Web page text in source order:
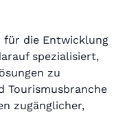
für die Entwicklung
spezialisiert,
zu
Tourismusbranche
zugänglicher,